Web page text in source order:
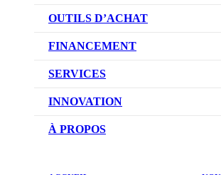
OFFRES DU CONCESSIONNAIRE
OUTILS D’ACHAT
CONFIGUREZ VOTRE
RÉSERVEZ UN ESSAI ROUTIER
DEMANDEZ UN PRIX
FINANCEMENT
NOTRE DIFFÉRENCE
DEMANDE DE CRÉDIT AUTO
SERVICES
NOTRE PROMESSE
PRENDRE UN RENDEZ-VOUS
INNOVATION
TECHNOLOGIE SKYACTIV
À PROPOS